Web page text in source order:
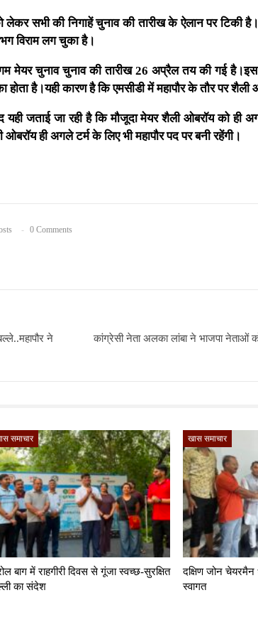
सभी की निगाहें चुनाव की तारीख के ऐलान पर टिकी
विराम लग चुका है।
मेयर चुनाव चुनाव की तारीख 26 अप्रैल तय की गई है।इस
होता है।यही कारण है कि एमसीडी में महापौर के तौर पर
यही जताई जा रही है कि मौजूदा मेयर शैली ओबरॉय को
ही अगले टर्म के लिए भी महापौर पद पर बनी रहेंगी।
0 Comments
ने
कांग्रेसी नेता अलका लांबा ने भाजपा नेताओं
समाचार
बाग में राहगीरी दिवस से गूंजा स्वच्छ-सुरक्षित
का संदेश
खास समाचार
दक्षिण जोन चेयरमैन
स्वागत